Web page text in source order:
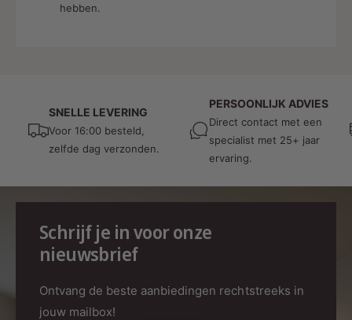
hebben.
SNELLE LEVERING
Voor 16:00 besteld,
zelfde dag verzonden.
PERSOONLIJK ADVIES
Direct contact met een
specialist met 25+ jaar
ervaring.
Schrijf je in voor onze
nieuwsbrief
Ontvang de beste aanbiedingen rechtstreeks in
jouw mailbox!